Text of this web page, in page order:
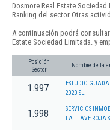
Dosmore Real Estate
Ranking del sector Otras
A continuación podrá
Estate Sociedad Limitada. y
Posición
Sector
Nombre de la
1.997
ESTUDIO
2020 SL.
1.998
SERVICIOS
LA LLAVE ROJA